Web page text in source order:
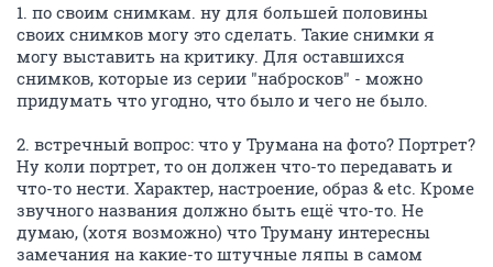
1. по своим снимкам. ну для большей половины
своих снимков могу это сделать. Такие снимки я
могу выставить на критику. Для оставшихся
снимков, которые из серии "набросков" - можно
придумать что угодно, что было и чего не было.
2. встречный вопрос: что у Трумана на фото? Портрет?
Ну коли портрет, то он должен что-то передавать и
что-то нести. Характер, настроение, образ & etc. Кроме
звучного названия должно быть ещё что-то. Не
думаю, (хотя возможно) что Труману интересны
замечания на какие-то штучные ляпы в самом